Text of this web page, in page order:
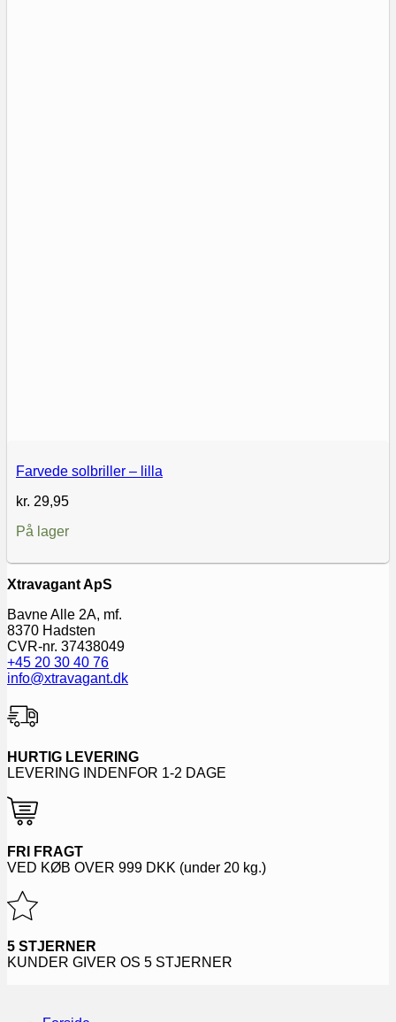
Farvede solbriller – lilla
kr. 29,95
På lager
Xtravagant ApS
Bavne Alle 2A, mf.
8370 Hadsten
CVR-nr. 37438049
+45 20 30 40 76
info@xtravagant.dk
HURTIG LEVERING
LEVERING INDENFOR 1-2 DAGE
FRI FRAGT
VED KØB OVER 999 DKK (under 20 kg.)
5 STJERNER
KUNDER GIVER OS 5 STJERNER